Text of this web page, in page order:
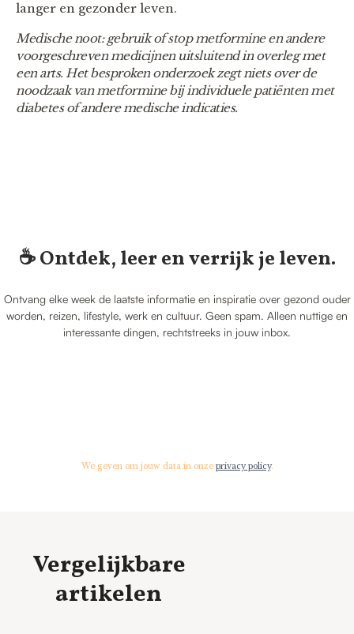
langer en gezonder leven.
Medische noot: gebruik of stop metformine en andere
voorgeschreven medicijnen uitsluitend in overleg met
een arts. Het besproken onderzoek zegt niets over de
noodzaak van metformine bij individuele patiënten met
diabetes of andere medische indicaties.
☕️ Ontdek, leer en verrijk je leven.
Ontvang elke week de laatste informatie en inspiratie over gezond ouder
worden, reizen, lifestyle, werk en cultuur. Geen spam. Alleen nuttige en
interessante dingen, rechtstreeks in jouw inbox.
We geven om jouw data in onze privacy policy.
Vergelijkbare
artikelen